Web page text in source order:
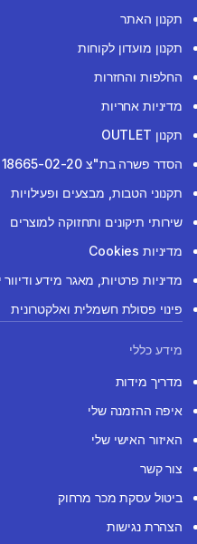
תקנון האתר
תקנון מועדון לקוחות
החלפות והחזרות
מדיניות אחריות
תקנון OUTLET
הסדר פשרה בת"צ 18665-02-20
תקנוני הטבות, מבצעים ופעילויות
שירותי תיקונים ותחזוקה למוצרים
מדיניות Cookies
מדיניות פרטיות, מאגר מידע ודיוור
פינוי פסולת חשמלית ואלקטרונית
מידע כללי
מדריך מידות
איפה ההזמנה שלי
האיזור האישי שלי
צור קשר
ביטול עסקת מכר מרחוק
הצהרת נגישות